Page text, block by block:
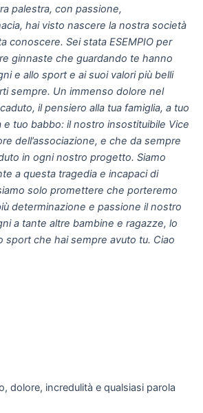
palestra, con passione,
hai visto nascere la nostra società
conoscere. Sei stata ESEMPIO per
ginnaste che guardando te hanno
e allo sport e ai suoi valori più belli
sempre. Un immenso dolore nel
il pensiero alla tua famiglia, a tuo
e tuo babbo: il nostro insostituibile Vice
dell’associazione, e che da sempre
in ogni nostro progetto. Siamo
a questa tragedia e incapaci di
solo promettere che porteremo
determinazione e passione il nostro
a tante altre bambine e ragazze, lo
sport che hai sempre avuto tu. Ciao
dolore, incredulità e qualsiasi parola